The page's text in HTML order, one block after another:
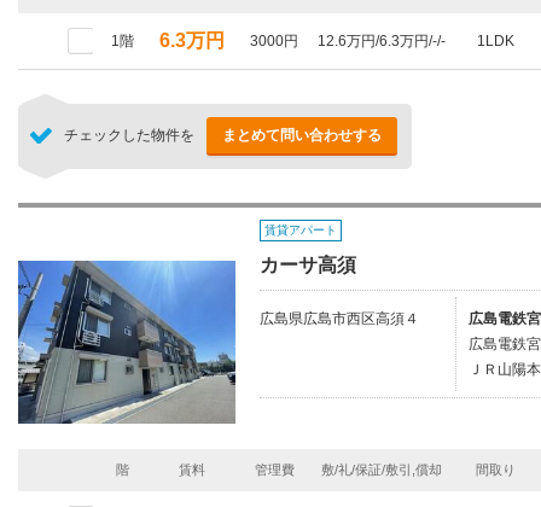
1階 6.3万円 3000円 12.6万円/6.3万円/-/- 1LDK
チェックした物件を まとめて問い合わせする
賃貸アパート
カーサ高須
広島県広島市西区高須４
広島電鉄
広島電鉄
ＪＲ山陽
階 賃料 管理費 敷/礼/保証/敷引,償却 間取り